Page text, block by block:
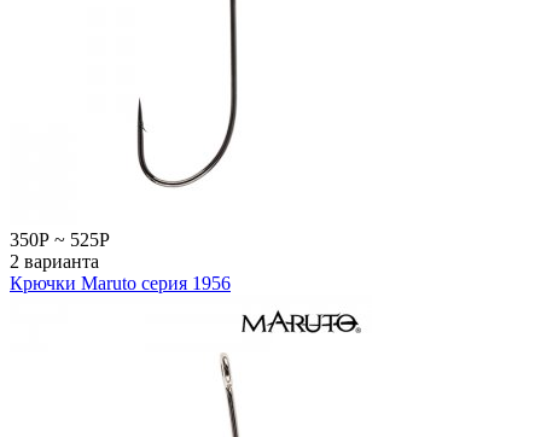
350Р ~ 525Р
2 варианта
Крючки Maruto серия 1956